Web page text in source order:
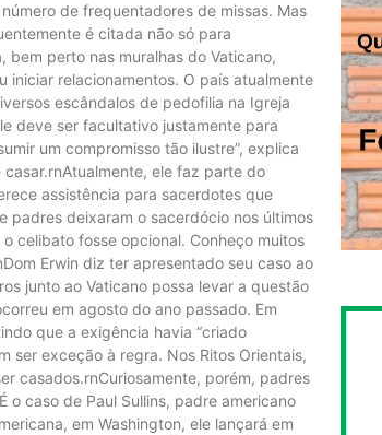
de frequentadores de missas. Mas
é citada não só para
bem perto nas muralhas do Vaticano,
relacionamentos. O país atualmente
escândalos de pedofilia na Igreja
deve ser facultativo justamente para
um compromisso tão ilustre”, explica
ele faz parte do
assistência para sacerdotes que
padres deixaram o sacerdócio nos últimos
celibato fosse opcional. Conheço muitos
Erwin diz ter apresentado seu caso ao
junto ao Vaticano possa levar a questão
em agosto do ano passado. Em
que a exigência havia “criado
ser exceção à regra. Nos Ritos Orientais,
casados.rnCuriosamente, porém, padres
caso de Paul Sullins, padre americano
em Washington, ele lançará em